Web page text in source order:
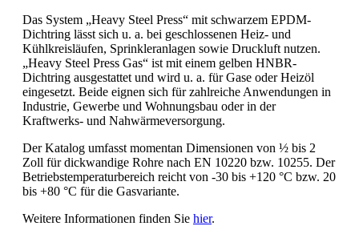
Das System „Heavy Steel Press“ mit schwarzem EPDM-
Dichtring lässt sich u. a. bei geschlossenen Heiz- und
Kühlkreisläufen, Sprinkleranlagen sowie Druckluft nutzen.
„Heavy Steel Press Gas“ ist mit einem gelben HNBR-
Dichtring ausgestattet und wird u. a. für Gase oder Heizöl
eingesetzt. Beide eignen sich für zahlreiche Anwendungen in
Industrie, Gewerbe und Wohnungsbau oder in der
Kraftwerks- und Nahwärmeversorgung.
Der Katalog umfasst momentan Dimensionen von ½ bis 2
Zoll für dickwandige Rohre nach EN 10220 bzw. 10255. Der
Betriebstemperaturbereich reicht von -30 bis +120 °C bzw. 20
bis +80 °C für die Gasvariante.
Weitere Informationen finden Sie hier.